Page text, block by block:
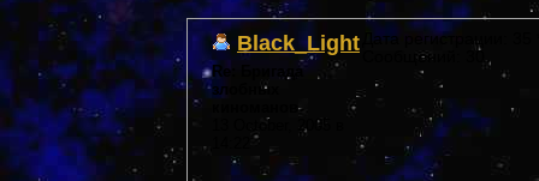
Black_Light
Re: Бригада
злобных
13 October, 2005 в
Дата регистрации:
Сообщений: 30